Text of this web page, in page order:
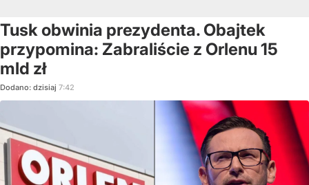
Tusk obwinia prezydenta. Obajtek
przypomina: Zabraliście z Orlenu 15
mld zł
Dodano: dzisiaj 7:42